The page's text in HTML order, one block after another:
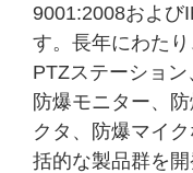
9001:2008および
す。長年にわた
PTZステーション
防爆モニター、
クタ、防爆マイ
括的な製品群を開